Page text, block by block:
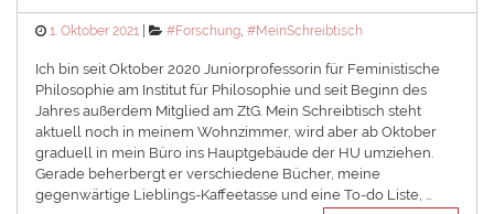
Posted
1. Oktober 2021 Categories
#Forschung ,#MeinSchreibtisch
Ich bin seit Oktober 2020 Juniorprofessorin für Feministische
Philosophie am Institut für Philosophie und seit Beginn des
Jahres außerdem Mitglied am ZtG. Mein Schreibtisch steht
aktuell noch in meinem Wohnzimmer, wird aber ab Oktober
graduell in mein Büro ins Hauptgebäude der HU umziehen.
Gerade beherbergt er verschiedene Bücher, meine
gegenwärtige Lieblings-Kaffeetasse und eine To-do Liste, …